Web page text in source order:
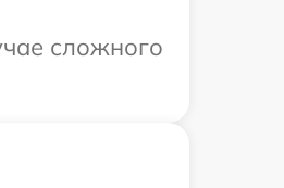
сложного